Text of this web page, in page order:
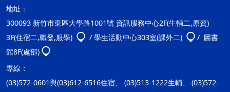
地址：
300093 新竹市東區大學路1001號 資訊服務中心2F(生輔二,原資)
3F(住宿二,職發,服學)
/ 學生活動中心303室(課外二)
/ 圖書
館8F(處部)
專線：
(03)572-0601與(03)612-6516住宿、 (03)513-1222生輔、 (03)572-